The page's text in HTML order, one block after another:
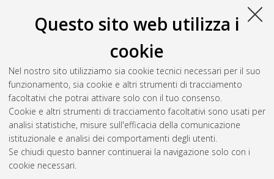
Questo sito web utilizza i
cookie
Nel nostro sito utilizziamo sia cookie tecnici necessari per il suo
funzionamento, sia cookie e altri strumenti di tracciamento
facoltativi che potrai attivare solo con il tuo consenso.
Cookie e altri strumenti di tracciamento facoltativi sono usati per
analisi statistiche, misure sull'efficacia della comunicazione
istituzionale e analisi dei comportamenti degli utenti.
Se chiudi questo banner continuerai la navigazione solo con i
cookie necessari.
Enrico Prampolini tra arte e architettura.
Teorie, progetti e Arte Polimaterica, [Dissertation thesis], Alma
Mater Studiorum Università di Bologna. Dottorato di ricerca in
Architettura, 26 Ciclo. DOI 10.6092/unibo/amsdottorato/6275.
Questa lista e' stata generata ilSat Aug 8 20:46:18 2026
Atom